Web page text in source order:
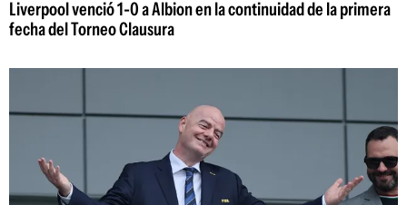
Liverpool venció 1-0 a Albion en la continuidad de la primera
fecha del Torneo Clausura